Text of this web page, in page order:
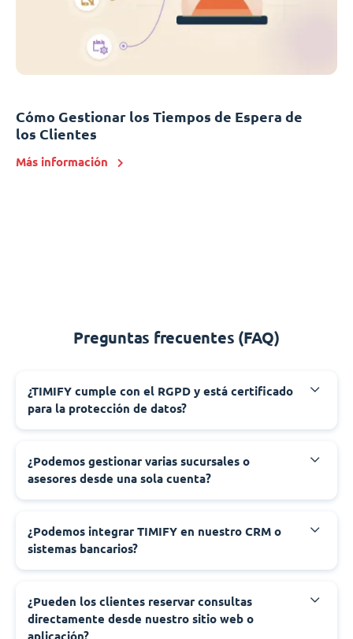
Cómo Gestionar los Tiempos de Espera de
los Clientes
Más información
Preguntas frecuentes (FAQ)
¿TIMIFY cumple con el RGPD y está certificado
para la protección de datos?
¿Podemos gestionar varias sucursales o
asesores desde una sola cuenta?
¿Podemos integrar TIMIFY en nuestro CRM o
sistemas bancarios?
¿Pueden los clientes reservar consultas
directamente desde nuestro sitio web o
aplicación?